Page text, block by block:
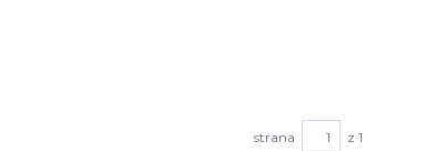
strana z 1